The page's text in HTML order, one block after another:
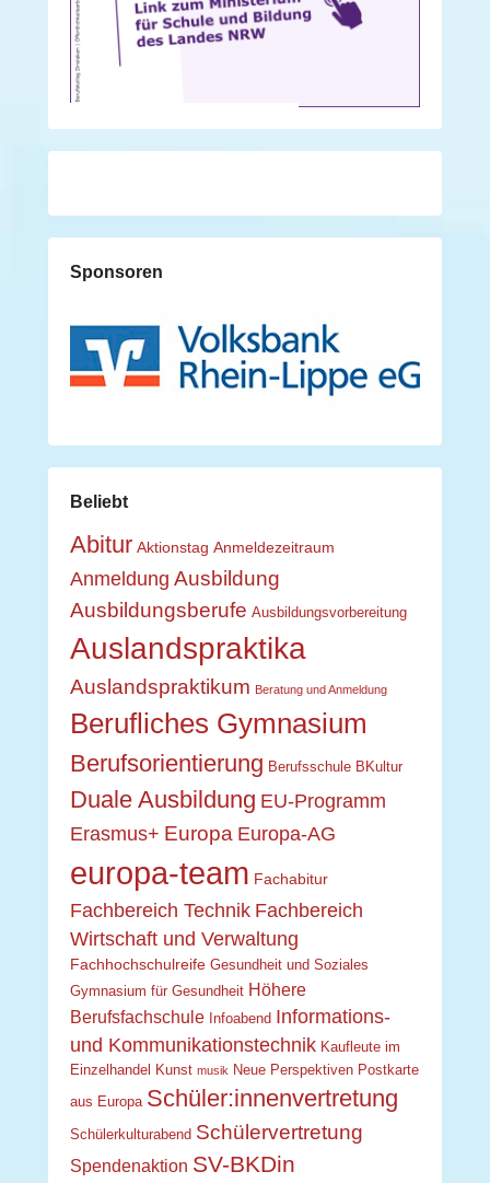
Sponsoren
Beliebt
Abitur Aktionstag Anmeldezeitraum
Anmeldung Ausbildung
Ausbildungsberufe Ausbildungsvorbereitung
Auslandspraktika
Auslandspraktikum Beratung und Anmeldung
Berufliches Gymnasium
Berufsorientierung Berufsschule BKultur
Duale Ausbildung EU-Programm
Erasmus+ Europa Europa-AG
europa-team Fachabitur
Fachbereich Technik Fachbereich
Wirtschaft und Verwaltung
Fachhochschulreife Gesundheit und Soziales
Gymnasium für Gesundheit Höhere
Berufsfachschule Infoabend Informations-
und Kommunikationstechnik Kaufleute im
Einzelhandel
Kunst musik Neue Perspektiven Postkarte
aus Europa Schüler:innenvertretung
Schülerkulturabend Schülervertretung
Spendenaktion SV-BKDin